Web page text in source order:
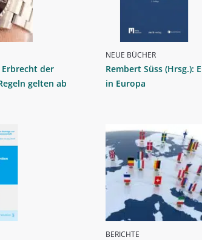
der
gelten ab
NEUE BÜCHER
Rembert Süss (Hrsg.):
in Europa
BERICHTE